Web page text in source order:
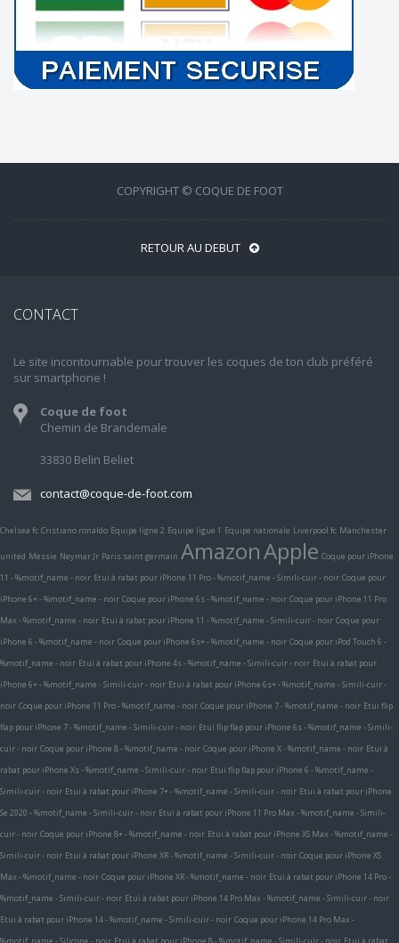
COPYRIGHT © COQUE DE FOOT
RETOUR AU DEBUT
CONTACT
Le site incontournable pour trouver les coques de ton club préféré
sur smartphone !
Coque de foot
Chemin de Brandemale
33830 Belin Beliet
contact@coque-de-foot.com
Chelsea fc Cristiano ronaldo Equipe ligne 2 Equipe ligue 1 Equipe nationale Liverpool fc Manchester
united Messie Neymar Jr Paris saint germain AmazonApple Coque pour iPhone
11 - %motif_name - noir Etui à rabat pour iPhone 11 Pro - %motif_name - Simili-cuir - noir Coque pour
iPhone 6+ - %motif_name - noir Coque pour iPhone 6s - %motif_name - noir Coque pour iPhone 11 Pro
Max - %motif_name - noir Etui à rabat pour iPhone 11 - %motif_name - Simili-cuir - noir Coque pour
iPhone 6 - %motif_name - noir Coque pour iPhone 6s+ - %motif_name - noir Coque pour iPod Touch 6 -
%motif_name - noir Etui à rabat pour iPhone 4s - %motif_name - Simili-cuir - noir Etui à rabat pour
iPhone 6+ - %motif_name - Simili-cuir - noir Etui à rabat pour iPhone 6s+ - %motif_name - Simili-cuir -
noir Coque pour iPhone 11 Pro - %motif_name - noir Coque pour iPhone 7 - %motif_name - noir Etui flip
flap pour iPhone 7 - %motif_name - Simili-cuir - noir Etui flip flap pour iPhone 6s - %motif_name - Simili-
cuir - noir Coque pour iPhone 8 - %motif_name - noir Coque pour iPhone X - %motif_name - noir Etui à
rabat pour iPhone Xs - %motif_name - Simili-cuir - noir Etui flip flap pour iPhone 6 - %motif_name -
Simili-cuir - noir Etui à rabat pour iPhone 7+ - %motif_name - Simili-cuir - noir Etui à rabat pour iPhone
Se 2020 - %motif_name - Simili-cuir - noir Etui à rabat pour iPhone 11 Pro Max - %motif_name - Simili-
cuir - noir Coque pour iPhone 8+ - %motif_name - noir Etui à rabat pour iPhone XS Max - %motif_name -
Simili-cuir - noir Etui à rabat pour iPhone XR - %motif_name - Simili-cuir - noir Coque pour iPhone XS
Max - %motif_name - noir Coque pour iPhone XR - %motif_name - noir Etui à rabat pour iPhone 14 Pro -
%motif_name - Simili-cuir - noir Etui à rabat pour iPhone 14 Pro Max - %motif_name - Simili-cuir - noir
Etui à rabat pour iPhone 14 - %motif_name - Simili-cuir - noir Coque pour iPhone 14 Pro Max -